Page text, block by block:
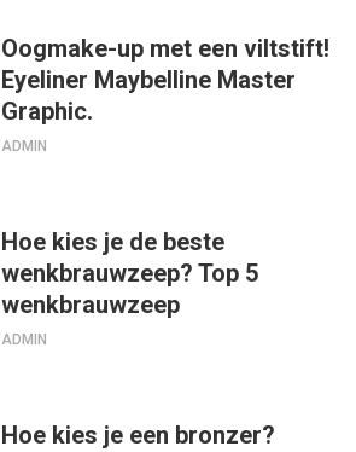
Oogmake-up met een viltstift!
Eyeliner Maybelline Master
Graphic.
ADMIN
Hoe kies je de beste
wenkbrauwzeep? Top 5
wenkbrauwzeep
ADMIN
Hoe kies je een bronzer?